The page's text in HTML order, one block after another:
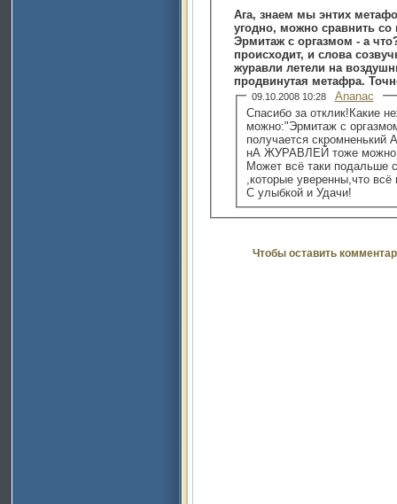
Ага, знаем мы энтих
угодно, можно сравнить
Эрмитаж с оргазмом - а
происходит, и слова
журавли летели на
продвинутая метафра.
09.10.2008 10:28
Ananac
Спасибо за отклик!Какие
можно:"Эрмитаж с
получается
нА ЖУРАВЛЕЙ тоже можно
Может всё таки подальше
,которые уверенны,что всё
С улыбкой и Удачи!
Чтобы оставить